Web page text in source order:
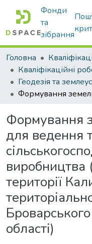
Фонди
та
зібрання
Головна
Геодезія та
Формування
для ведення
виробництва
території
області)